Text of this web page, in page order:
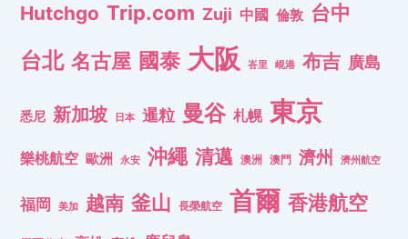
Hutchgo Trip.com Zuji 中國 倫敦 台中
台北 名古屋 國泰 大阪 峇里 峴港 布吉 廣島
悉尼 新加坡 日本 暹粒 曼谷 札幌 東京
樂桃航空 歐洲 永安 沖繩 清邁 澳洲 澳門 濟州 濟州航空
福岡 美加 越南 釜山 長榮航空 首爾 香港航空